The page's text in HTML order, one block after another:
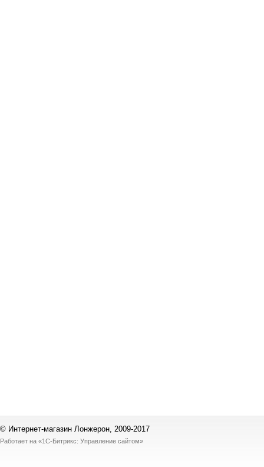
© Интернет-магазин Лонжерон, 2009-2017
Работает на «1С-Битрикс: Управление сайтом»